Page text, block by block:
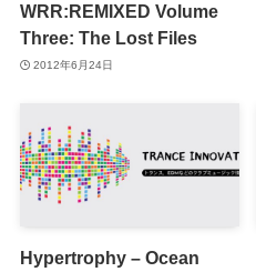
WRR:REMIXED Volume
Three: The Lost Files
2012年6月24日
Hypertrophy – Ocean